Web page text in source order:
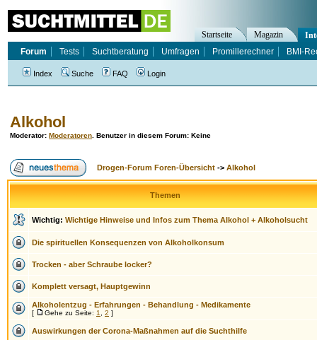
Alkohol
Moderator: Moderatoren . Benutzer in diesem Forum: Keine
Drogen-Forum Foren-Übersicht -> Alkohol
Themen
Wichtig: Wichtige Hinweise und Infos zum Thema Alkohol + Alkoholsucht
Die spirituellen Konsequenzen von Alkoholkonsum
Trocken - aber Schraube locker?
Komplett versagt, Hauptgewinn
Alkoholentzug - Erfahrungen - Behandlung - Medikamente
[ Gehe zu Seite: 1 2 ]
Auswirkungen der Corona-Maßnahmen auf die Suchthilfe
Startseite Magazin
Forum
Tests Suchtberatung Umfragen Promillerechner BMI-
Index Suche FAQ Login